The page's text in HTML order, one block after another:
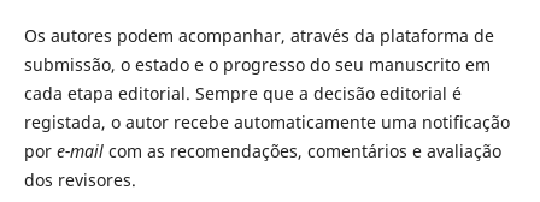
Os autores podem acompanhar, através da plataforma de
submissão, o estado e o progresso do seu manuscrito em
cada etapa editorial. Sempre que a decisão editorial é
registada, o autor recebe automaticamente uma notificação
por e-mailcom as recomendações, comentários e avaliação
dos revisores.